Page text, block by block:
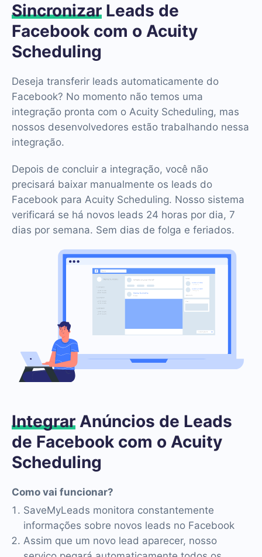
Sincronizar Leads de
Facebook com o Acuity
Scheduling
Deseja transferir leads automaticamente do
Facebook? No momento não temos uma
integração pronta com o Acuity Scheduling, mas
nossos desenvolvedores estão trabalhando nessa
integração.
Depois de concluir a integração, você não
precisará baixar manualmente os leads do
Facebook para Acuity Scheduling. Nosso sistema
verificará se há novos leads 24 horas por dia, 7
dias por semana. Sem dias de folga e feriados.
Integrar Anúncios de Leads
de Facebook com o Acuity
Scheduling
Como vai funcionar?
SaveMyLeads monitora constantemente
informações sobre novos leads no Facebook
Assim que um novo lead aparecer, nosso